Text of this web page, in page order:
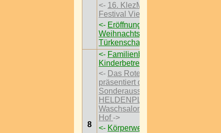
<- 16. KlezMORE
Festival Vienna
<- Eröffnung des
Weihnachtsmarktes im
Türkenschanzpark
8
<- Familienbrunch mit
Kinderbetreung
<- Das Rote Wien
präsentiert die
Sonderausstellungen
HELDENPLATZ ’29 im
Waschsalon Karl-Marx-
Hof->
<- Körperwelten – Eine